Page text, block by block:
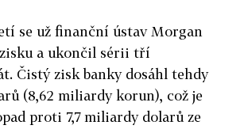
se už finanční ústav Morgan
a ukončil sérii tří
Čistý zisk banky dosáhl tehdy
(8,62 miliardy korun), což je
proti 7,7 miliardy dolarů ze